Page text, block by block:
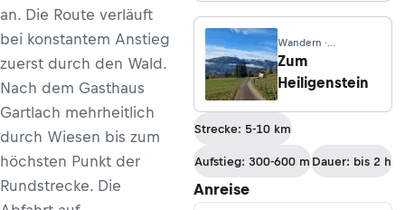
an. Die Route verläuft
bei konstantem Anstieg
zuerst durch den Wald.
Nach dem Gasthaus
Gartlach mehrheitlich
durch Wiesen bis zum
höchsten Punkt der
Rundstrecke. Die
Wandern ·
Niederösterreich
Zum
Heiligenstein
Strecke: 5-10 km
Aufstieg: 300-600 m Dauer: bis 2 h
Anreise